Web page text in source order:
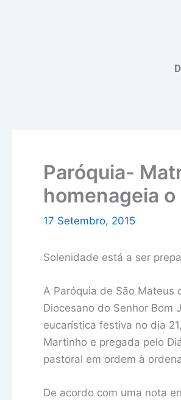
Paróquia-
homenageia
17 Setembro, 2015
Solenidade está a ser
A Paróquia de São Mateus
Diocesano do Senhor Bom
eucarística festiva no dia
Martinho e pregada pelo
pastoral em ordem à
De acordo com uma nota